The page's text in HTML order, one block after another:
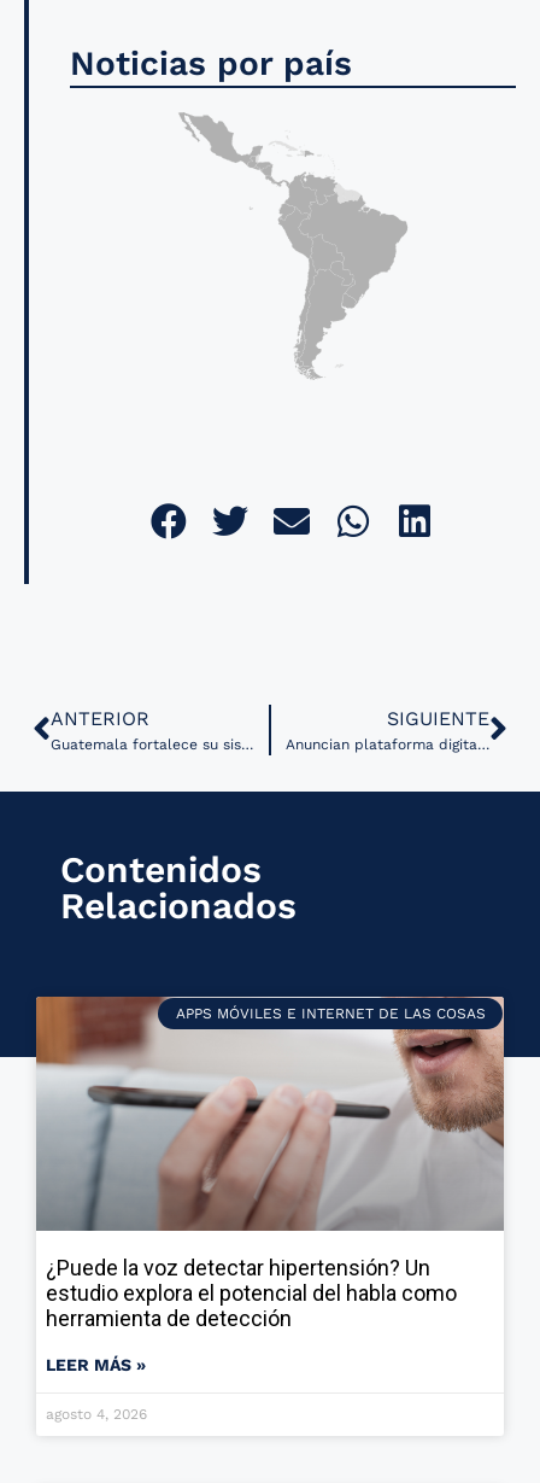
Noticias por país
ANTERIOR
Guatemala fortalece su sistema de salud con la telemedicina como soporte
SIGUIENTE
Anuncian plataforma digital que busca prevenir enfermedades crónicas
Contenidos
Relacionados
APPS MÓVILES E INTERNET DE LAS COSAS
¿Puede la voz detectar hipertensión? Un
estudio explora el potencial del habla como
herramienta de detección
LEER MÁS »
agosto 4, 2026